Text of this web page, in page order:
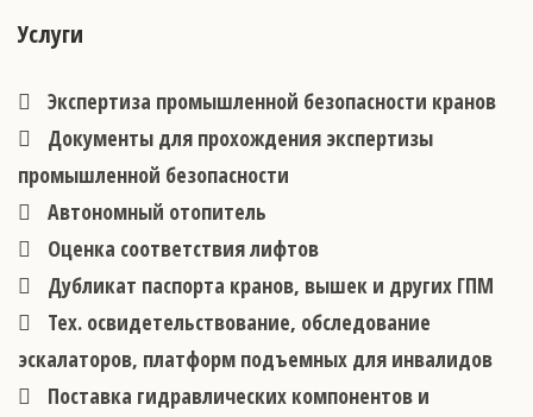
Услуги
Экспертиза промышленной безопасности кранов
Документы для прохождения экспертизы
промышленной безопасности
Автономный отопитель
Оценка соответствия лифтов
Дубликат паспорта кранов, вышек и других ГПМ
Тех. освидетельствование, обследование
эскалаторов, платформ подъемных для инвалидов
Поставка гидравлических компонентов и